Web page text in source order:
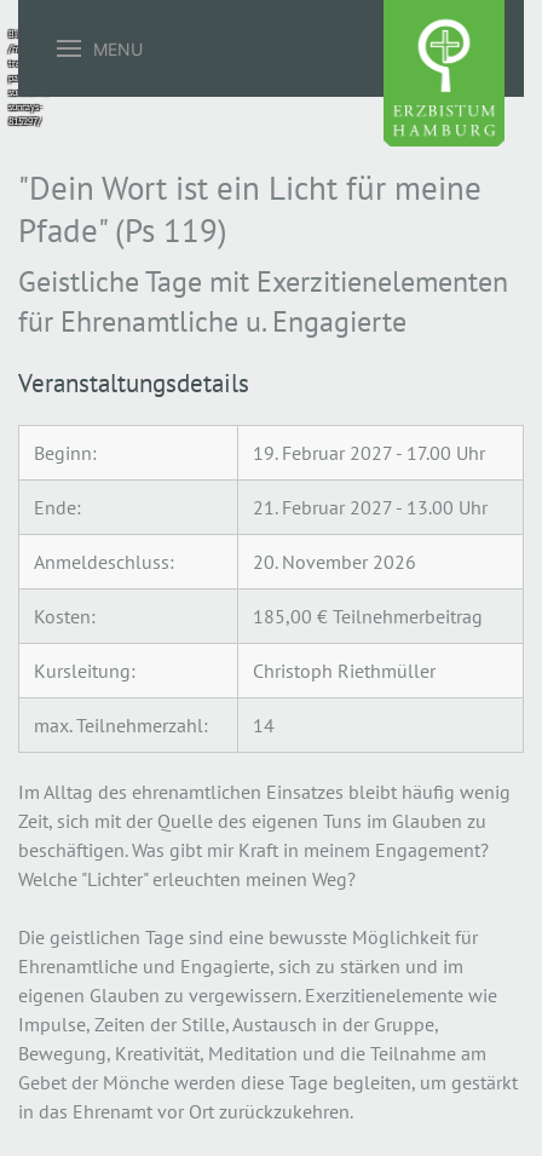
MENU
Bild:
/https://pixabay.com/photos/avenue-
trees-
path-
sunbeams-
sunrays-
815297/
"Dein Wort ist ein Licht für meine
Pfade" (Ps 119)
Geistliche Tage mit Exerzitienelementen
für Ehrenamtliche u. Engagierte
Veranstaltungsdetails
Beginn: 19. Februar 2027 - 17.00 Uhr
Ende: 21. Februar 2027 - 13.00 Uhr
Anmeldeschluss: 20. November 2026
Kosten: 185,00 € Teilnehmerbeitrag
Kursleitung: Christoph Riethmüller
max. Teilnehmerzahl: 14
Im Alltag des ehrenamtlichen Einsatzes bleibt häufig wenig
Zeit, sich mit der Quelle des eigenen Tuns im Glauben zu
beschäftigen. Was gibt mir Kraft in meinem Engagement?
Welche "Lichter" erleuchten meinen Weg?
Die geistlichen Tage sind eine bewusste Möglichkeit für
Ehrenamtliche und Engagierte, sich zu stärken und im
eigenen Glauben zu vergewissern. Exerzitienelemente wie
Impulse, Zeiten der Stille, Austausch in der Gruppe,
Bewegung, Kreativität, Meditation und die Teilnahme am
Gebet der Mönche werden diese Tage begleiten, um gestärkt
in das Ehrenamt vor Ort zurückzukehren.